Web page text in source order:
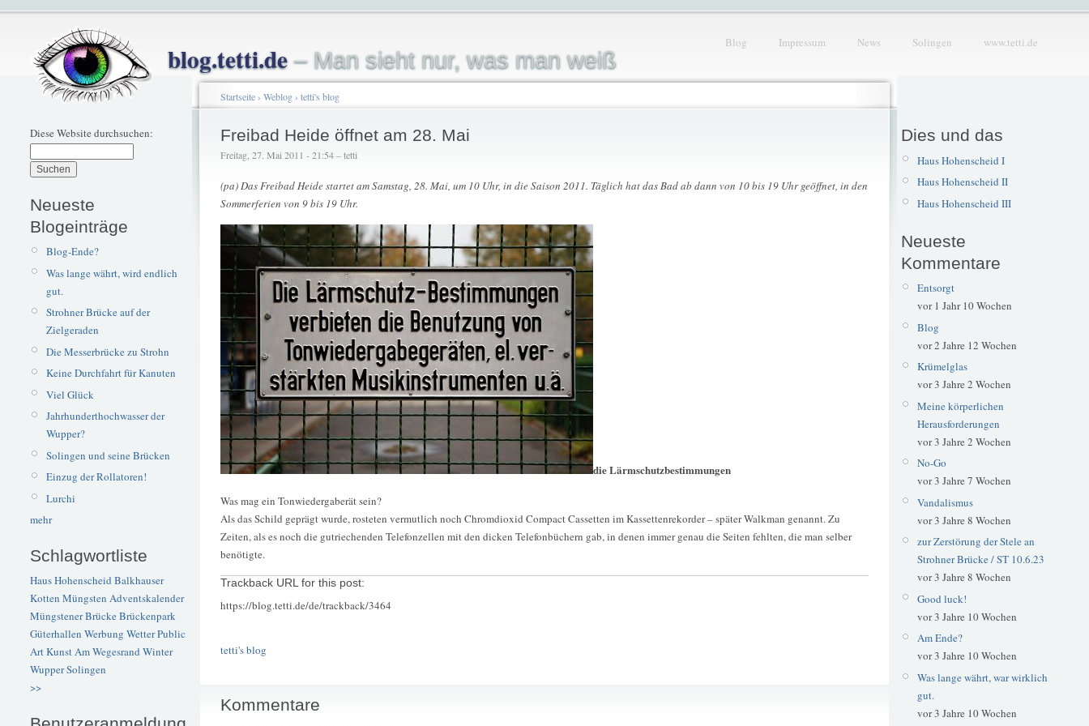
blog.tetti.de– Man sieht nur, was man weiß
Blog Impressum News Solingen www.tetti.de
Diese Website durchsuchen:
Neueste
Blogeinträge
Blog-Ende?
Was lange währt, wird endlich
gut.
Strohner Brücke auf der
Zielgeraden
Die Messerbrücke zu Strohn
Keine Durchfahrt für Kanuten
Viel Glück
Jahrhunderthochwasser der
Wupper?
Solingen und seine Brücken
Einzug der Rollatoren!
Lurchi
mehr
Schlagwortliste
Haus Hohenscheid Balkhauser
Kotten Müngsten Adventskalender
Müngstener BrückeBrückenpark
Güterhallen Werbung WetterPublic
ArtKunstAm Wegesrand Winter
WupperSolingen
>>
Startseite› Weblog› tetti's blog
Freibad Heide öffnet am 28. Mai
Freitag, 27. Mai 2011 - 21:54 – tetti
(pa) Das Freibad Heide startet am Samstag, 28. Mai, um 10 Uhr, in die Saison 2011. Täglich hat das Bad ab dann von 10 bis 19 Uhr geöffnet, in den
Sommerferien von 9 bis 19 Uhr.
die Lärmschutzbestimmungen
Was mag ein Tonwiedergaberät sein?
Als das Schild geprägt wurde, rosteten vermutlich noch Chromdioxid Compact Cassetten im Kassettenrekorder – später Walkman genannt. Zu
Zeiten, als es noch die gutriechenden Telefonzellen mit den dicken Telefonbüchern gab, in denen immer genau die Seiten fehlten, die man selber
benötigte.
Trackback URL for this post:
https://blog.tetti.de/de/trackback/3464
tetti's blog
Kommentare
Dies und das
Haus Hohenscheid I
Haus Hohenscheid II
Haus Hohenscheid III
Neueste
Kommentare
Entsorgt
vor 1 Jahr 10 Wochen
Blog
vor 2 Jahre 12 Wochen
Krümelglas
vor 3 Jahre 2 Wochen
Meine körperlichen
Herausforderungen
vor 3 Jahre 2 Wochen
No-Go
vor 3 Jahre 7 Wochen
Vandalismus
vor 3 Jahre 8 Wochen
zur Zerstörung der Stele an
Strohner Brücke / ST 10.6.23
vor 3 Jahre 8 Wochen
Good luck!
vor 3 Jahre 10 Wochen
Am Ende?
vor 3 Jahre 10 Wochen
Was lange währt, war wirklich
gut.
vor 3 Jahre 10 Wochen